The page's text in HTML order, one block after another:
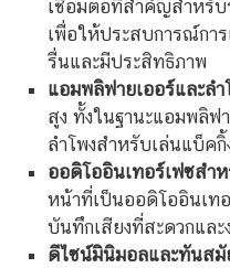
เชื่อมต่อที่สำคัญสำหรับ
เพื่อให้ประสบการณ์กา
รื่นและมีประสิทธิภาพ
แอมพลิฟายเออร์และล
สูง ทั้งในฐานะแอมพลิฟ
ลำโพงสำหรับเล่นแบ็ค
ออดิโออินเทอร์เฟซสำ
หน้าที่เป็นออดิโออินเท
บันทึกเสียงที่สะดวกแล
ดีไซน์มินิมอลและทันสมั